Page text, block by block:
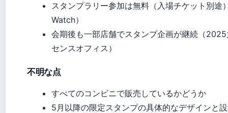
スタンプラリー参加は無料（入場チケット別
Watch）
会期後も一部店舗でスタンプ企画が継続（
センスオフィス）
不明な点
すべてのコンビニで販売しているかどうか
5月以降の限定スタンプの具体的なデザインと